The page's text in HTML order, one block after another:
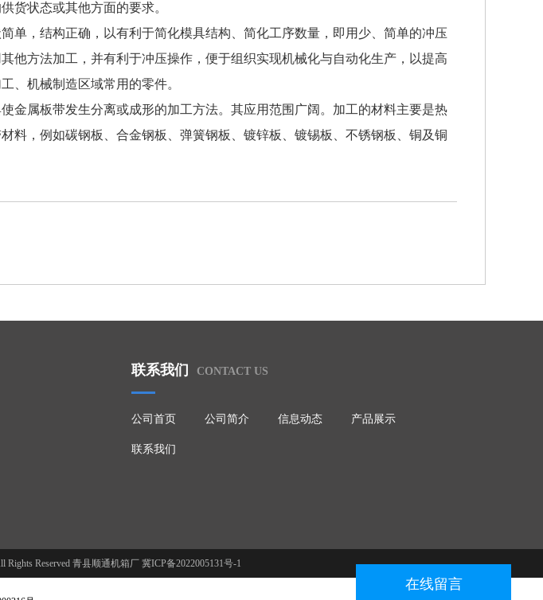
在线留言
货状态或其他方面的要求。
单，结构正确，以有利于简化模具结构、简化工序数量，即用少、简单的冲压
他方法加工，并有利于冲压操作，便于组织实现机械化与自动化生产，以提高
、机械制造区域常用的零件。
金属板带发生分离或成形的加工方法。其应用范围广阔。加工的材料主要是热
料，例如碳钢板、合金钢板、弹簧钢板、镀锌板、镀锡板、不锈钢板、铜及铜
联系我们 CONTACT US
公司首页 公司简介 信息动态 产品展示
联系我们
Rights Reserved 青县顺通机箱厂 冀ICP备2022005131号-1